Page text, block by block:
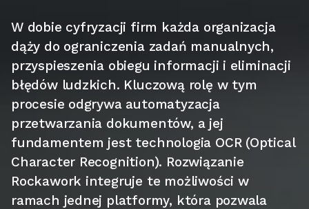
W dobie cyfryzacji firm każda organizacja
dąży do ograniczenia zadań manualnych,
przyspieszenia obiegu informacji i eliminacji
błędów ludzkich. Kluczową rolę w tym
procesie odgrywa automatyzacja
przetwarzania dokumentów, a jej
fundamentem jest technologia OCR (Optical
Character Recognition). Rozwiązanie
Rockawork integruje te możliwości w
ramach jednej platformy, która pozwala